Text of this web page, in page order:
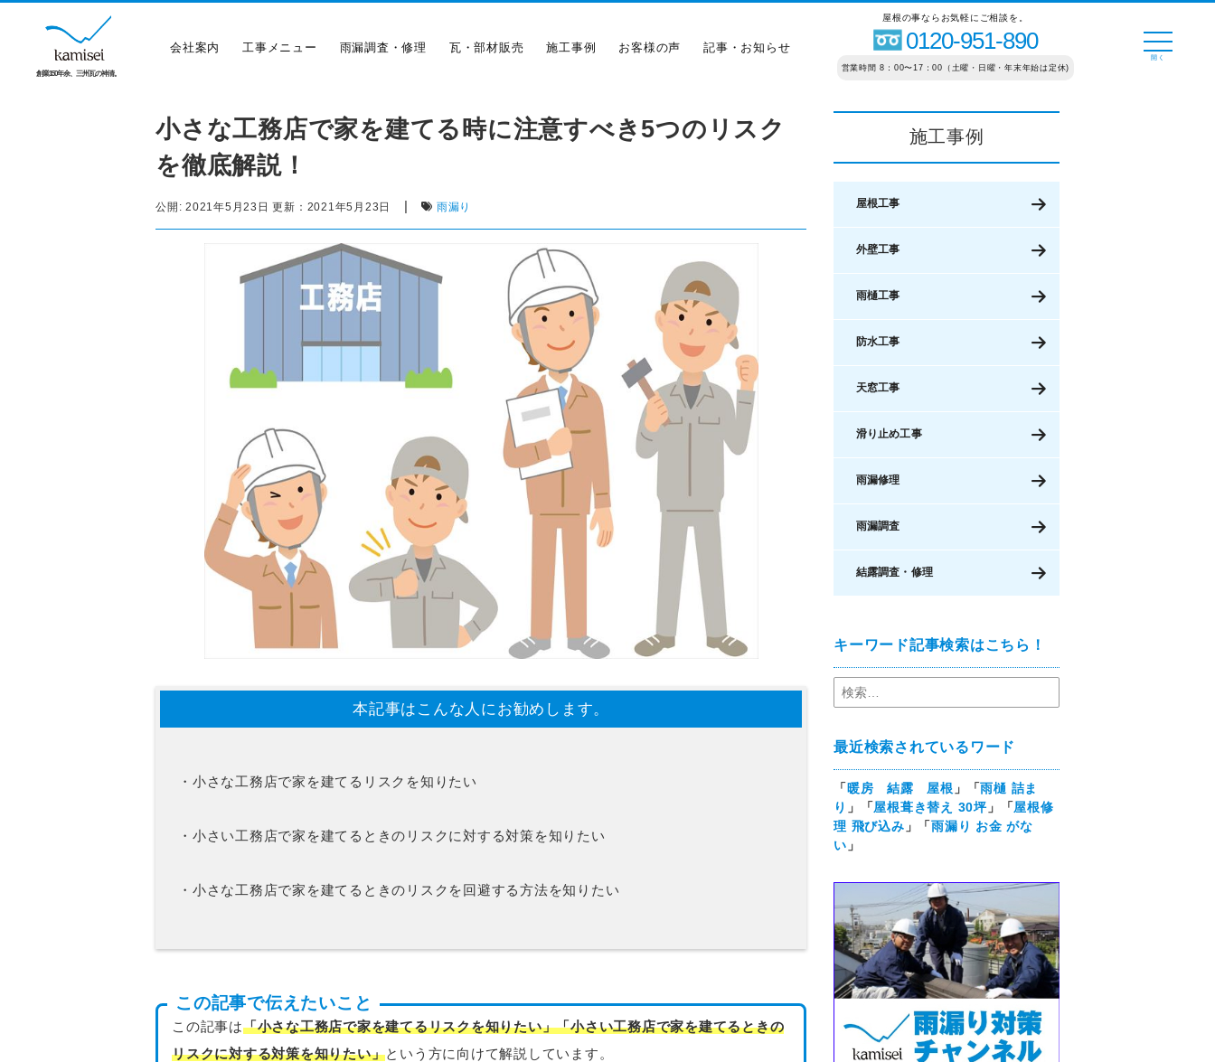
創業150年余、三州瓦の神清。
会社案内 工事メニュー 雨漏調査・修理 瓦・部材販売 施工事例 お客様の声 記事・お知らせ
屋根の事ならお気軽にご相談を。
0120-951-890
営業時間 8：00〜17：00（土曜・日曜・年末年始は定休)
小さな工務店で家を建てる時に注意すべき5つのリスク
を徹底解説！
公開: 2021年5月23日 更新： 2021年5月23日 | 雨漏り
本記事はこんな人にお勧めします。
・小さな工務店で家を建てるリスクを知りたい
・小さい工務店で家を建てるときのリスクに対する対策を知りたい
・小さな工務店で家を建てるときのリスクを回避する方法を知りたい
この記事で伝えたいこと
この記事は「小さな工務店で家を建てるリスクを知りたい」「小さい工務店で家を建てるときの
リスクに対する対策を知りたい」という方に向けて解説しています。
施工事例
屋根工事
外壁工事
雨樋工事
防水工事
天窓工事
滑り止め工事
雨漏修理
雨漏調査
結露調査・修理
キーワード記事検索はこちら！
最近検索されているワード
「暖房 結露 屋根 」「雨樋 詰ま
り 」「屋根葺き替え 30坪」「屋根修
理 飛び込み 」「雨漏り お金 がな
い 」